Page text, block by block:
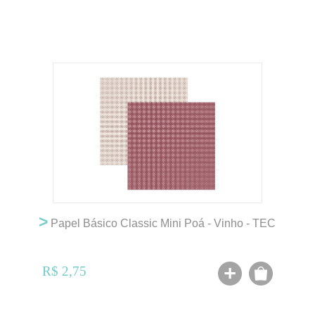
> Papel Básico Classic Mini Poá - Vinho - TEC
R$ 2,75